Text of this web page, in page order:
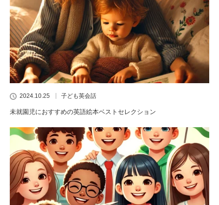
2024.10.25 子ども英会話
未就園児におすすめの英語絵本ベストセレクション